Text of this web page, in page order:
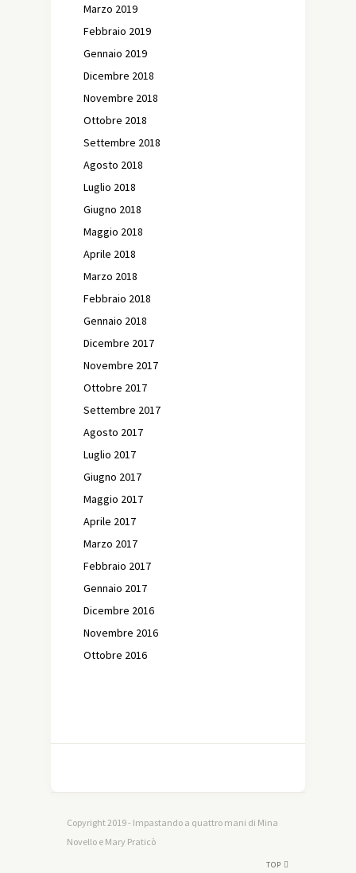
Marzo 2019
Febbraio 2019
Gennaio 2019
Dicembre 2018
Novembre 2018
Ottobre 2018
Settembre 2018
Agosto 2018
Luglio 2018
Giugno 2018
Maggio 2018
Aprile 2018
Marzo 2018
Febbraio 2018
Gennaio 2018
Dicembre 2017
Novembre 2017
Ottobre 2017
Settembre 2017
Agosto 2017
Luglio 2017
Giugno 2017
Maggio 2017
Aprile 2017
Marzo 2017
Febbraio 2017
Gennaio 2017
Dicembre 2016
Novembre 2016
Ottobre 2016
Copyright 2019 - Impastando a quattro mani di Mina
Novello e Mary Praticò
TOP